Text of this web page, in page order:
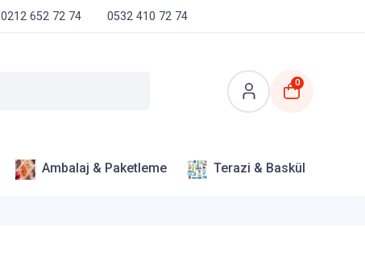
0212 652 72 74 0532 410 72 74
0
Ambalaj & Paketleme Terazi & Baskül